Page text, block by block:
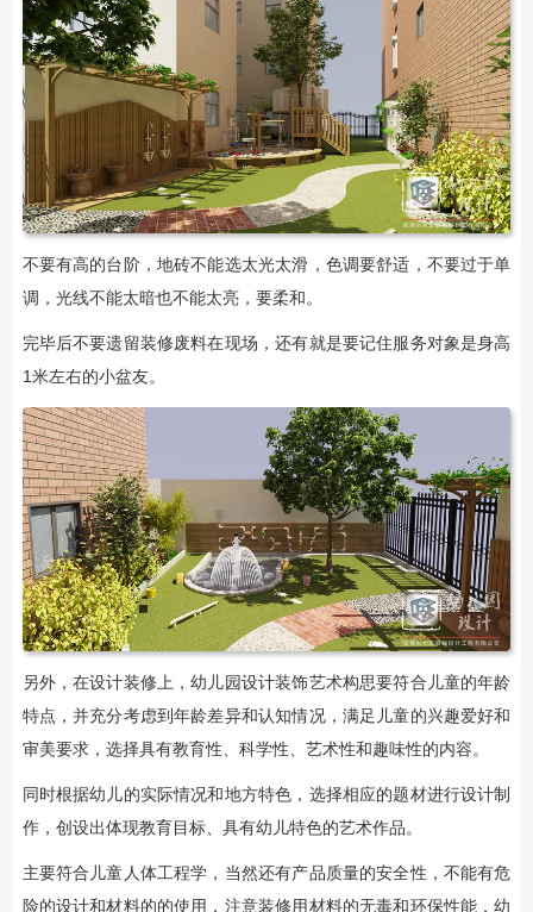
不要有高的台阶，地砖不能选太光太滑，色调要舒适，不要过于单
调，光线不能太暗也不能太亮，要柔和。
完毕后不要遗留装修废料在现场，还有就是要记住服务对象是身高
1米左右的小盆友。
另外，在设计装修上，幼儿园设计装饰艺术构思要符合儿童的年龄
特点，并充分考虑到年龄差异和认知情况，满足儿童的兴趣爱好和
审美要求，选择具有教育性、科学性、艺术性和趣味性的内容。
同时根据幼儿的实际情况和地方特色，选择相应的题材进行设计制
作，创设出体现教育目标、具有幼儿特色的艺术作品。
主要符合儿童人体工程学，当然还有产品质量的安全性，不能有危
险的设计和材料的的使用，注意装修用材料的无毒和环保性能，幼